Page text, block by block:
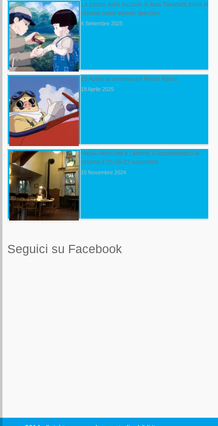
La tomba delle lucciole di Isao Takahata torna al
cinema come evento speciale
4 Settembre 2025
25 Aprile al cinema con Porco Rosso
18 Aprile 2025
Hayao Miyazaki e l’airone: il documentario al
cinema il 25-26-27 novembre
15 Novembre 2024
Seguici su Facebook